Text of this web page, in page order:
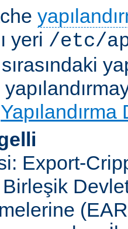
yeri /etc/
Yapılandırma
Export-